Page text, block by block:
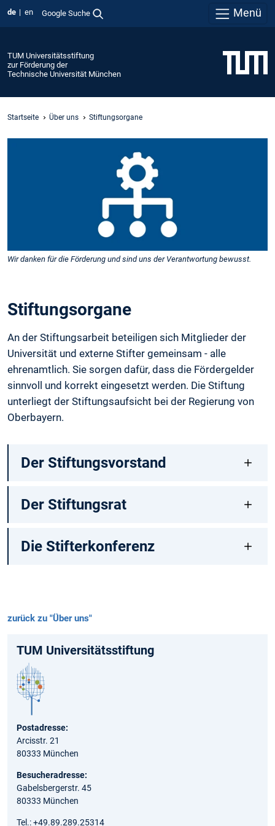
de en Google Suche Menü
TUM Universitätsstiftung
zur Förderung der
Technische Universität München
Startseite Über uns Stiftungsorgane
Wir danken für die Förderung und sind uns der Verantwortung bewusst.
Stiftungsorgane
An der Stiftungsarbeit beteiligen sich Mitglieder der
Universität und externe Stifter gemeinsam - alle
ehrenamtlich. Sie sorgen dafür, dass die Fördergelder
sinnvoll und korrekt eingesetzt werden. Die Stiftung
unterliegt der Stiftungsaufsicht bei der Regierung von
Oberbayern.
Der Stiftungsvorstand
Der Stiftungsrat
Die Stifterkonferenz
zurück zu "Über uns"
TUM Universitäts­stiftung
Postadresse:
Arcisstr. 21
80333 München
Besucheradresse:
Gabelsbergerstr. 45
80333 München
Tel.: +49.89.289.25314